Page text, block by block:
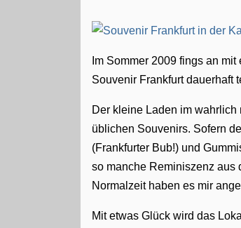
Im Sommer 2009 fings an
Souvenir Frankfurt dauerhaft
Der kleine Laden im
üblichen Souvenirs. Sofern
(Frankfurter Bub!) und
so manche Reminiszenz aus
Normalzeit haben es mir
Mit etwas Glück wird das